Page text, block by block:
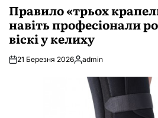
Правило «трьох
навіть професіонали
віскі у келиху
21 Березня 2026Опубліковано
admin